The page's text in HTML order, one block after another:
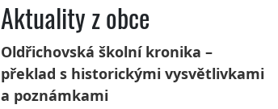
Aktuality z obce
Oldřichovská školní kronika –
překlad s historickými vysvětlivkami
a poznámkami